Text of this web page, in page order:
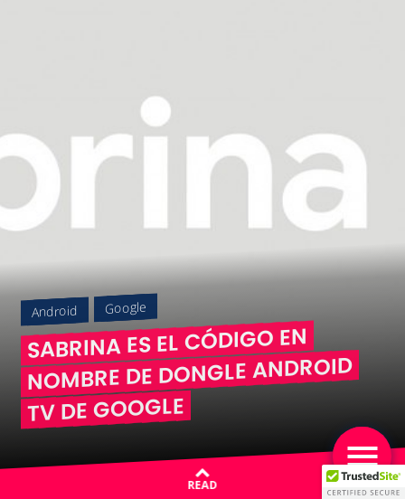
Android Google
SABRINA ES EL CÓDIGO EN
NOMBRE DE DONGLE ANDROID
TV DE GOOGLE
READ